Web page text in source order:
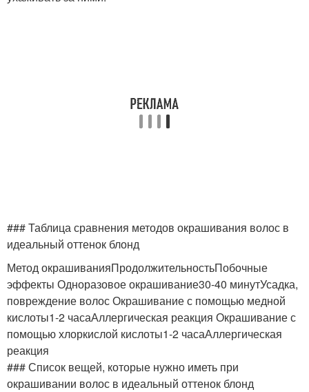
### Таблица сравнения методов окрашивания волос в
идеальный оттенок блонд
Метод окрашиванияПродолжительностьПобочные
эффекты Одноразовое окрашивание30-40 минутУсадка,
повреждение волос Окрашивание с помощью медной
кислоты1-2 часаАллергическая реакция Окрашивание с
помощью хлоркислой кислоты1-2 часаАллергическая
реакция
### Список вещей, которые нужно иметь при
окрашивании волос в идеальный оттенок блонд